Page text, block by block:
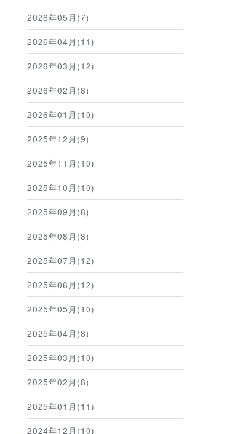
2026年05月(7)
2026年04月(11)
2026年03月(12)
2026年02月(8)
2026年01月(10)
2025年12月(9)
2025年11月(10)
2025年10月(10)
2025年09月(8)
2025年08月(8)
2025年07月(12)
2025年06月(12)
2025年05月(10)
2025年04月(8)
2025年03月(10)
2025年02月(8)
2025年01月(11)
2024年12月(10)